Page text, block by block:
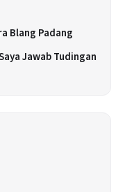
Blang Padang
Jawab Tudingan